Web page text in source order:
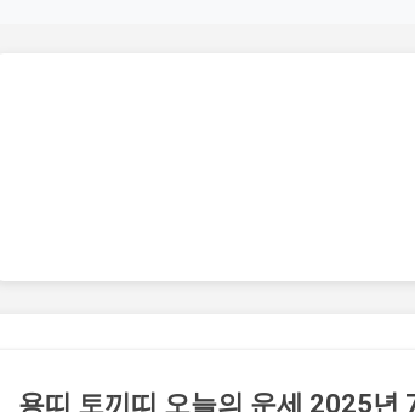
용띠 토끼띠 오늘의 운세 2025년